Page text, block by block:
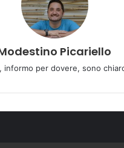
Picariello
informo per dovere, sono